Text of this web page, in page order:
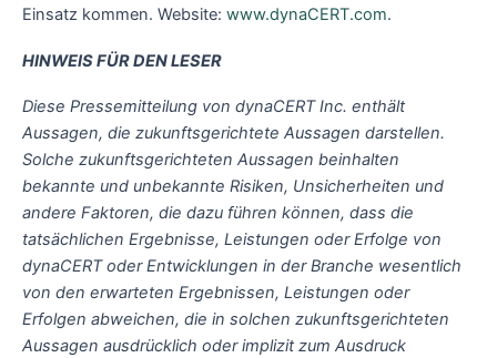
Einsatz kommen. Website: www.dynaCERT.com.
HINWEIS FÜR DEN LESER
Diese Pressemitteilung von dynaCERT Inc. enthält
Aussagen, die zukunftsgerichtete Aussagen darstellen.
Solche zukunftsgerichteten Aussagen beinhalten
bekannte und unbekannte Risiken, Unsicherheiten und
andere Faktoren, die dazu führen können, dass die
tatsächlichen Ergebnisse, Leistungen oder Erfolge von
dynaCERT oder Entwicklungen in der Branche wesentlich
von den erwarteten Ergebnissen, Leistungen oder
Erfolgen abweichen, die in solchen zukunftsgerichteten
Aussagen ausdrücklich oder implizit zum Ausdruck